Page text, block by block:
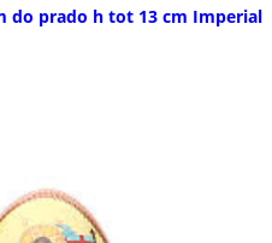
do prado h tot 13 cm Imperial